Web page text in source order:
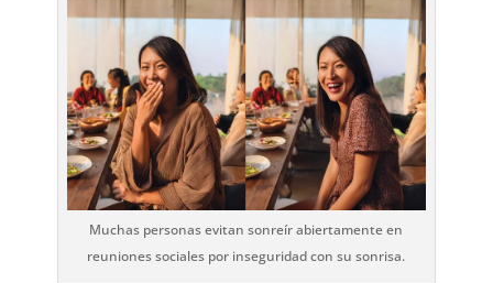
Muchas personas evitan sonreír abiertamente en
reuniones sociales por inseguridad con su sonrisa.